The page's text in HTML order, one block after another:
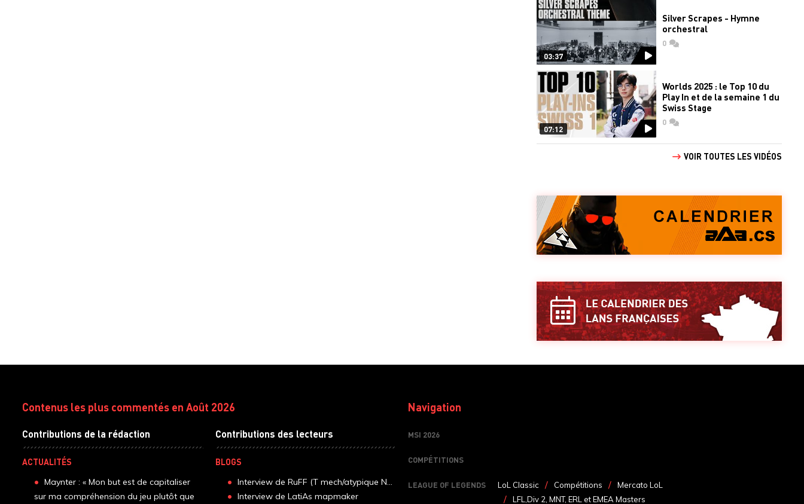
03:37
Silver Scrapes - Hymne
orchestral
0commentaires
07:12
Worlds 2025 : le Top 10 du
Play In et de la semaine 1 du
Swiss Stage
0commentaires
VOIR TOUTES LES VIDÉOS
Contenus les plus commentés en Août 2026
Contributions de la rédaction
ACTUALITÉS
Maynter : « Mon but est de capitaliser
sur ma compréhension du jeu plutôt que
Contributions des lecteurs
BLOGS
Interview de RuFF (T mech/atypique N...
Interview de LatiAs mapmaker
Navigation
MSI 2026
COMPÉTITIONS
LEAGUE OF LEGENDS LoL Classic Compétitions
Mercato LoL
LFL,Div 2, MNT, ERL et EMEA Masters